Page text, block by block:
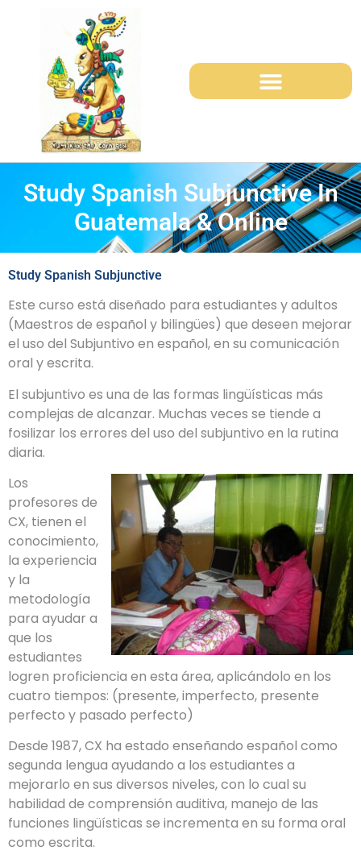
Study Spanish Subjunctive In
Guatemala & Online
Study Spanish Subjunctive
Este curso está diseñado para estudiantes y adultos
(Maestros de español y bilingües) que deseen mejorar
el uso del Subjuntivo en español, en su comunicación
oral y escrita.
El subjuntivo es una de las formas lingüísticas más
complejas de alcanzar. Muchas veces se tiende a
fosilizar los errores del uso del subjuntivo en la rutina
diaria.
Los
profesores de
CX, tienen el
conocimiento,
la experiencia
y la
metodología
para ayudar a
que los
estudiantes
logren proficiencia en esta área, aplicándolo en los
cuatro tiempos: (presente, imperfecto, presente
perfecto y pasado perfecto)
Desde 1987, CX ha estado enseñando español como
segunda lengua ayudando a los estudiantes a
mejorarlo en sus diversos niveles, con lo cual su
habilidad de comprensión auditiva, manejo de las
funciones lingüísticas se incrementa en su forma oral
como escrita.